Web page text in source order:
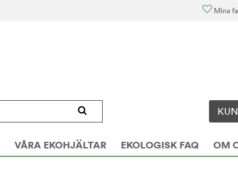
Mina
VÅRA EKOHJÄLTAR EKOLOGISK FAQ OM